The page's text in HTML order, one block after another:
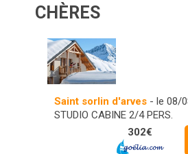
CHÈRES
Saint sorlin d'arves- le 08/
STUDIO CABINE 2/4 PERS.
302€